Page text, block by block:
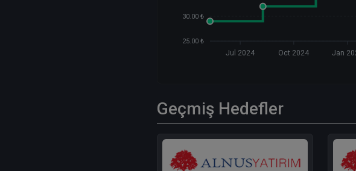
30.00 ₺
25.00 ₺
Jul 2024 Oct 2024 Jan
Geçmiş Hedefler